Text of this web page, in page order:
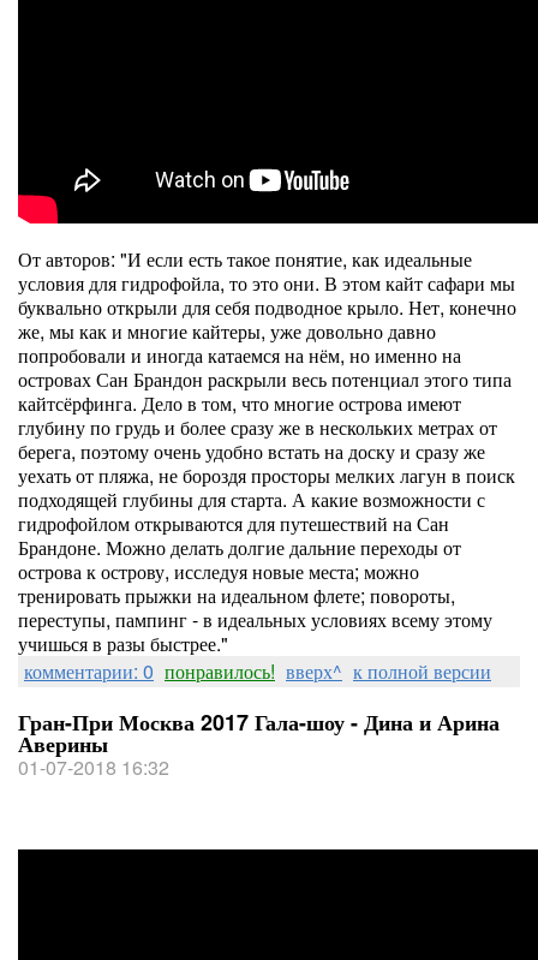
От авторов: "И если есть такое понятие, как идеальные
условия для гидрофойла, то это они. В этом кайт сафари мы
буквально открыли для себя подводное крыло. Нет, конечно
же, мы как и многие кайтеры, уже довольно давно
попробовали и иногда катаемся на нём, но именно на
островах Сан Брандон раскрыли весь потенциал этого типа
кайтсёрфинга. Дело в том, что многие острова имеют
глубину по грудь и более сразу же в нескольких метрах от
берега, поэтому очень удобно встать на доску и сразу же
уехать от пляжа, не бороздя просторы мелких лагун в поиск
подходящей глубины для старта. А какие возможности с
гидрофойлом открываются для путешествий на Сан
Брандоне. Можно делать долгие дальние переходы от
острова к острову, исследуя новые места; можно
тренировать прыжки на идеальном флете; повороты,
переступы, пампинг - в идеальных условиях всему этому
учишься в разы быстрее."
комментарии: 0 понравилось! вверх^ к полной версии
Гран-При Москва 2017 Гала-шоу - Дина и Арина
Аверины
01-07-2018 16:32